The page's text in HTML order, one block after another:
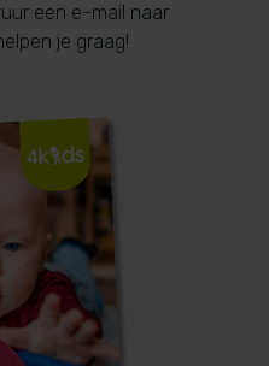
een e-mail naar
je graag!